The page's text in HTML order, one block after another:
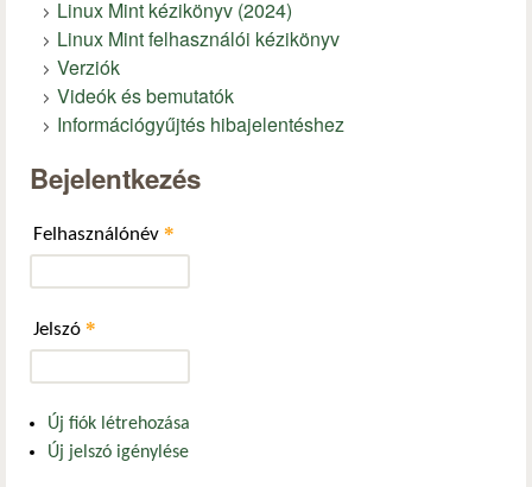
Linux Mint kézikönyv (2024)
Linux Mint felhasználói kézikönyv
Verziók
Videók és bemutatók
Információgyűjtés hibajelentéshez
Bejelentkezés
Felhasználónév *
Jelszó *
Új fiók létrehozása
Új jelszó igénylése